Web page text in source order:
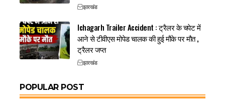
झारखंड
Ichagarh Trailer Accident : ट्रैलर के चपेट में
आने से टीवीएस मोपेड चालक की हुई मौके पर मौत ,
ट्रैलर जप्त
झारखंड
POPULAR POST